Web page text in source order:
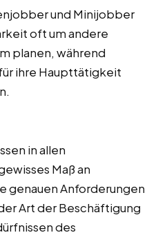
und Minijobber
oft um andere
planen, während
ihre Haupttätigkeit
in allen
Maß an
genauen Anforderungen
Art der Beschäftigung
des